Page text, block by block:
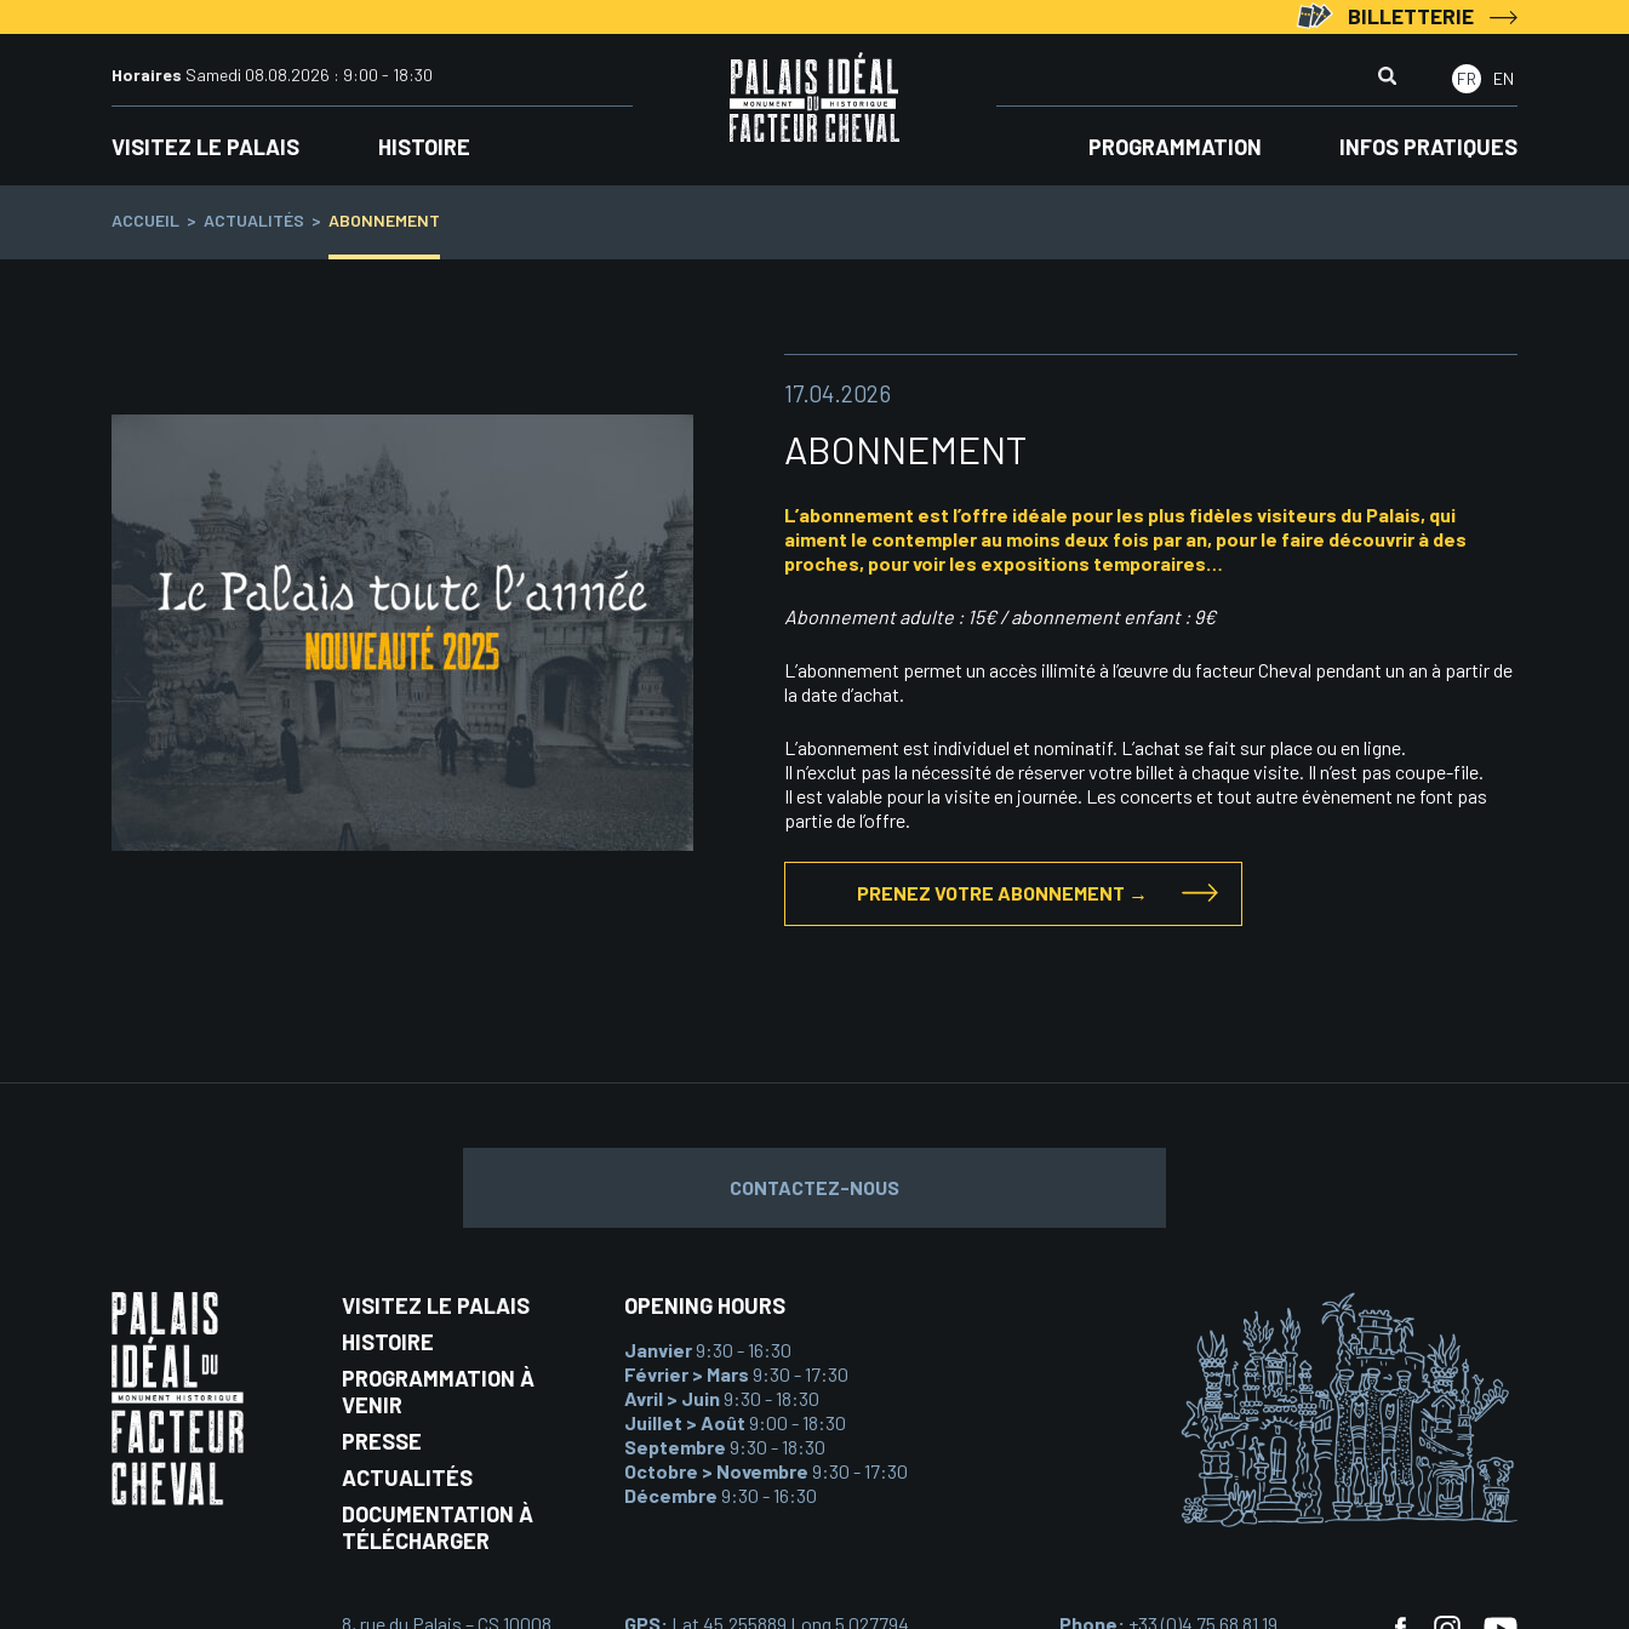
au
BILLETTERIE
Horaires Samedi 08.08.2026 : 9:00 - 18:30
Rechercher
FR EN
VISITEZ LE PALAIS HISTOIRE PROGRAMMATION INFOS PRATIQUES
ACCUEIL > ACTUALITÉS > ABONNEMENT
17.04.2026
ABONNEMENT
L’abonnement est l’offre idéale pour les plus fidèles visiteurs du Palais, qui
aiment le contempler au moins deux fois par an, pour le faire découvrir à des
proches, pour voir les expositions temporaires…
Abonnement adulte : 15€ / abonnement enfant : 9€
L’abonnement permet un accès illimité à l’œuvre du facteur Cheval pendant un an à partir de
la date d’achat.
L’abonnement est individuel et nominatif. L’achat se fait sur place ou en ligne.
Il n’exclut pas la nécessité de réserver votre billet à chaque visite. Il n’est pas coupe-file.
Il est valable pour la visite en journée. Les concerts et tout autre évènement ne font pas
partie de l’offre.
PRENEZ VOTRE ABONNEMENT →
CONTACTEZ-NOUS
VISITEZ LE PALAIS
HISTOIRE
PROGRAMMATION À
VENIR
PRESSE
ACTUALITÉS
DOCUMENTATION À
TÉLÉCHARGER
OPENING HOURS
Janvier 9:30 - 16:30
Février > Mars 9:30 - 17:30
Avril > Juin 9:30 - 18:30
Juillet > Août 9:00 - 18:30
Septembre 9:30 - 18:30
Octobre > Novembre 9:30 - 17:30
Décembre 9:30 - 16:30
8, rue du Palais – CS 10008 GPS: Lat 45.255889 Long 5.027794 Phone: +33 (0)4 75 68 81 19